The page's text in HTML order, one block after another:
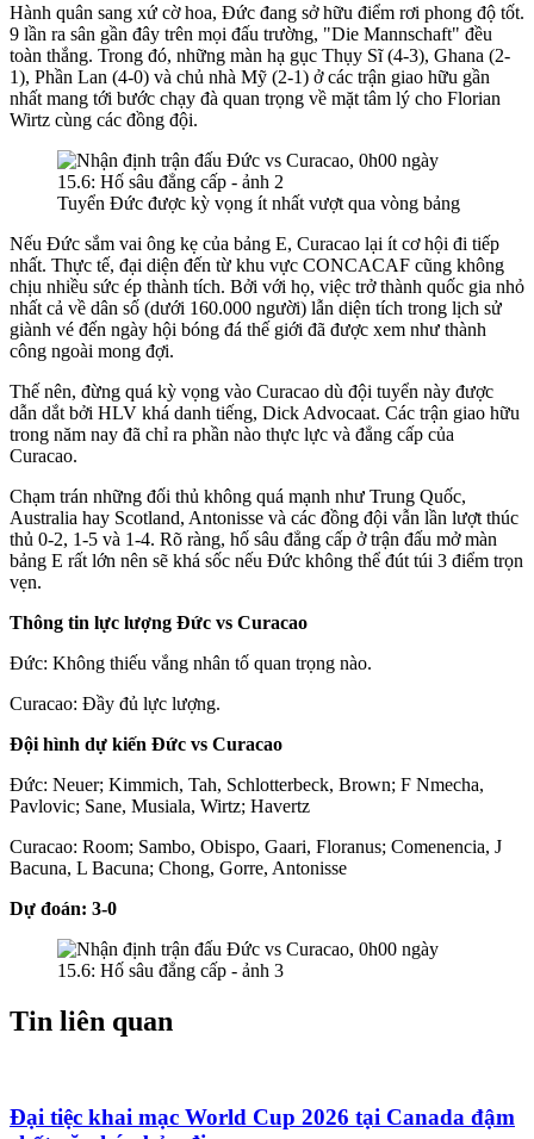
Hành quân sang xứ cờ hoa, Đức đang sở hữu điểm rơi phong độ tốt.
9 lần ra sân gần đây trên mọi đấu trường, "Die Mannschaft" đều
toàn thắng. Trong đó, những màn hạ gục Thụy Sĩ (4-3), Ghana (2-
1), Phần Lan (4-0) và chủ nhà Mỹ (2-1) ở các trận giao hữu gần
nhất mang tới bước chạy đà quan trọng về mặt tâm lý cho Florian
Wirtz cùng các đồng đội.
Tuyển Đức được kỳ vọng ít nhất vượt qua vòng bảng
Nếu Đức sắm vai ông kẹ của bảng E, Curacao lại ít cơ hội đi tiếp
nhất. Thực tế, đại diện đến từ khu vực CONCACAF cũng không
chịu nhiều sức ép thành tích. Bởi với họ, việc trở thành quốc gia nhỏ
nhất cả về dân số (dưới 160.000 người) lẫn diện tích trong lịch sử
giành vé đến ngày hội bóng đá thế giới đã được xem như thành
công ngoài mong đợi.
Thế nên, đừng quá kỳ vọng vào Curacao dù đội tuyển này được
dẫn dắt bởi HLV khá danh tiếng, Dick Advocaat. Các trận giao hữu
trong năm nay đã chỉ ra phần nào thực lực và đẳng cấp của
Curacao.
Chạm trán những đối thủ không quá mạnh như Trung Quốc,
Australia hay Scotland, Antonisse và các đồng đội vẫn lần lượt thúc
thủ 0-2, 1-5 và 1-4. Rõ ràng, hố sâu đẳng cấp ở trận đấu mở màn
bảng E rất lớn nên sẽ khá sốc nếu Đức không thể đút túi 3 điểm trọn
vẹn.
Thông tin lực lượng Đức vs Curacao
Đức: Không thiếu vắng nhân tố quan trọng nào.
Curacao: Đầy đủ lực lượng.
Đội hình dự kiến Đức vs Curacao
Đức: Neuer; Kimmich, Tah, Schlotterbeck, Brown; F Nmecha,
Pavlovic; Sane, Musiala, Wirtz; Havertz
Curacao: Room; Sambo, Obispo, Gaari, Floranus; Comenencia, J
Bacuna, L Bacuna; Chong, Gorre, Antonisse
Dự đoán: 3-0
Tin liên quan
Đại tiệc khai mạc World Cup 2026 tại Canada đậm